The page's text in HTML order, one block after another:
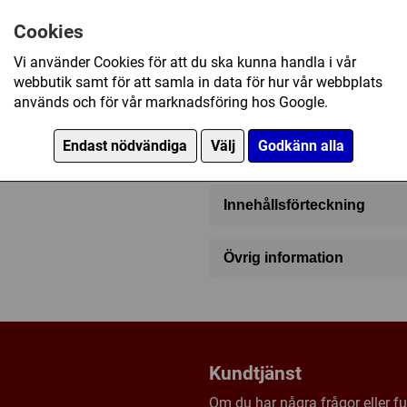
Cookies
Vi använder Cookies för att du ska kunna handla i vår
webbutik samt för att samla in data för hur vår webbplats
används och för vår marknadsföring hos Google.
Endast nödvändiga Välj Godkänn alla
599 kr
I lager, leveranstid 1-3
Innehållsförteckning
12 Dubbelnumrerade
1 Poängblock
Regler
Övrig information
Försälj. rank:
Kundtjänst
Om du har några frågor eller